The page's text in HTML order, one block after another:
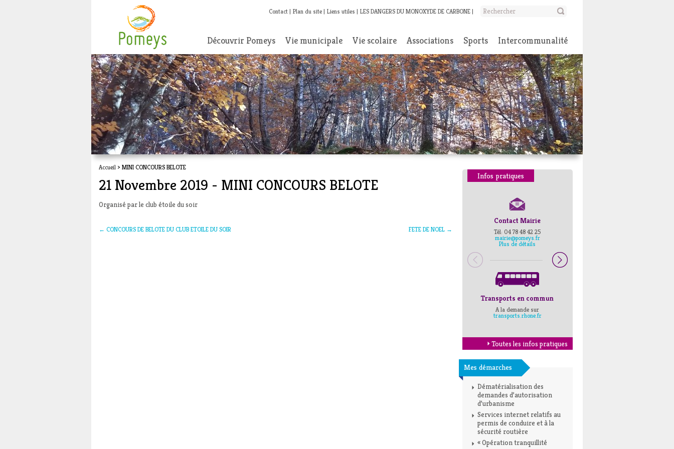
Contact Plan du site Liens utiles LES DANGERS DU MONOXYDE DE CARBONE
Découvrir Pomeys Vie municipale Vie scolaire Associations Sports Intercommunalité
Accueil > MINI CONCOURS BELOTE
21 Novembre 2019 - MINI CONCOURS BELOTE
Organisé par le club étoile du soir
← CONCOURS DE BELOTE DU CLUB ETOILE DU SOIR FETE DE NOEL →
Infos pratiques
Contact Mairie
Tél: 04 78 48 42 25
mairie@pomeys.fr
Plus de détails
Transports en commun
A la demande sur
transports.rhone.fr
Toutes les infos pratiques
Mes démarches
Dématérialisation des
demandes d’autorisation
d’urbanisme
Services internet relatifs au
permis de conduire et à la
sécurité routière
« Opération tranquillité